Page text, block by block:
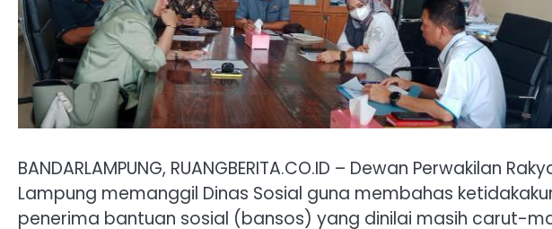
BANDARLAMPUNG, RUANGBERITA.CO.ID – Dewan Perwakilan
Lampung memanggil Dinas Sosial guna membahas
penerima bantuan sosial (bansos) yang dinilai masih carut-